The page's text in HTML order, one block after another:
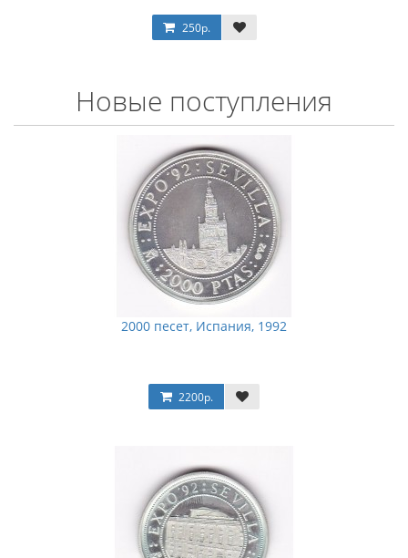
250р.
Новые поступления
2000 песет, Испания, 1992
2200р.